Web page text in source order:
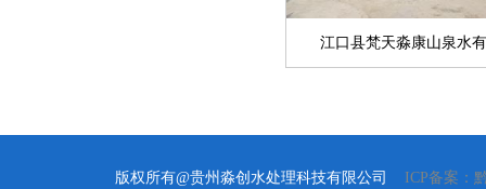
江口县梵天淼康山泉水
版权所有@贵州淼创水处理科技有限公司 ICP备案：